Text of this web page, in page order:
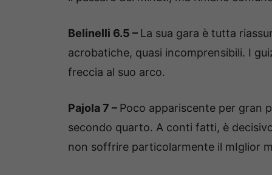
Belinelli 6.5 – La sua gara è tutta
acrobatiche, quasi incomprensibili. I
freccia al suo arco.
Pajola 7 – Poco appariscente per gran
secondo quarto. A conti fatti, è
non soffrire particolarmente il mIglior